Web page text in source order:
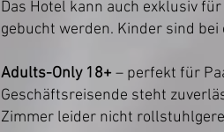
Das Hotel kann auch exklusiv
gebucht werden. Kinder sind
Adults-Only 18+ – perfekt für
Geschäftsreisende steht
Zimmer leider nicht